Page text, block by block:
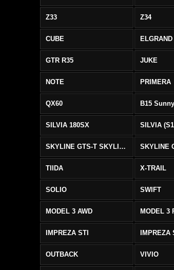
Z33 Z34
CUBE ELGRAND
GTR R35 JUKE
NOTE PRIMERA
QX60 B15
SILVIA 180SX SILVIA
SKYLINE GTS-T SKYLINE GTS-T SKYLINE
TIIDA X-TRAIL
SOLIO SWIFT
MODEL 3 AWD MODEL 3
IMPREZA STI IMPREZA
OUTBACK VIVIO